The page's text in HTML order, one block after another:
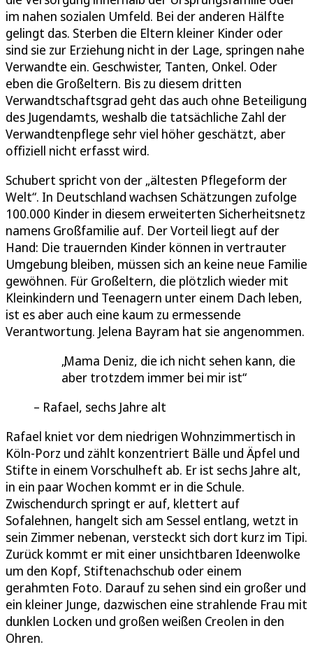
im nahen sozialen Umfeld. Bei der anderen Hälfte
gelingt das. Sterben die Eltern kleiner Kinder oder
sind sie zur Erziehung nicht in der Lage, springen nahe
Verwandte ein. Geschwister, Tanten, Onkel. Oder
eben die Großeltern. Bis zu diesem dritten
Verwandtschaftsgrad geht das auch ohne Beteiligung
des Jugendamts, weshalb die tatsächliche Zahl der
Verwandtenpflege sehr viel höher geschätzt, aber
offiziell nicht erfasst wird.
Schubert spricht von der „ältesten Pflegeform der
Welt“. In Deutschland wachsen Schätzungen zufolge
100.000 Kinder in diesem erweiterten Sicherheitsnetz
namens Großfamilie auf. Der Vorteil liegt auf der
Hand: Die trauernden Kinder können in vertrauter
Umgebung bleiben, müssen sich an keine neue Familie
gewöhnen. Für Großeltern, die plötzlich wieder mit
Kleinkindern und Teenagern unter einem Dach leben,
ist es aber auch eine kaum zu ermessende
Verantwortung. Jelena Bayram hat sie angenommen.
Mama Deniz, die ich nicht sehen kann, die
aber trotzdem immer bei mir ist
Rafael, sechs Jahre alt
Rafael kniet vor dem niedrigen Wohnzimmertisch in
Köln-Porz und zählt konzentriert Bälle und Äpfel und
Stifte in einem Vorschulheft ab. Er ist sechs Jahre alt,
in ein paar Wochen kommt er in die Schule.
Zwischendurch springt er auf, klettert auf
Sofalehnen, hangelt sich am Sessel entlang, wetzt in
sein Zimmer nebenan, versteckt sich dort kurz im Tipi.
Zurück kommt er mit einer unsichtbaren Ideenwolke
um den Kopf, Stiftenachschub oder einem
gerahmten Foto. Darauf zu sehen sind ein großer und
ein kleiner Junge, dazwischen eine strahlende Frau mit
dunklen Locken und großen weißen Creolen in den
Ohren.